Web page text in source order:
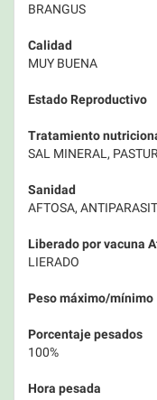
BRANGUS
Calidad
MUY BUENA
Estado Reproductivo
Tratamiento
SAL MINERAL,
Sanidad
AFTOSA,
Liberado por vacuna
LIERADO
Peso máximo/mínimo
Porcentaje pesados
100%
Hora pesada